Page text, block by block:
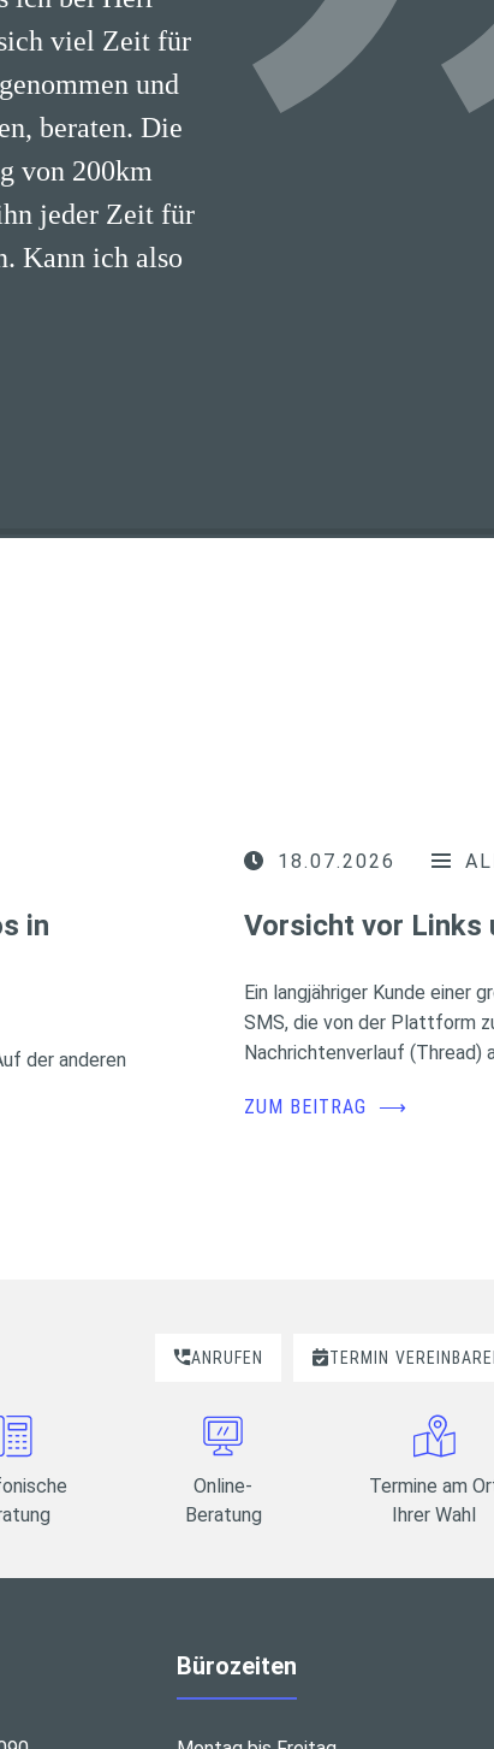
viel Zeit für
und
beraten. Die
von 200km
jeder Zeit für
Kann ich also
in
der anderen
18.07.2026
Vorsicht vor Links
Ein langjähriger Kunde einer
SMS, die von der Plattform
Nachrichtenverlauf (Thread)
ZUM BEITRAG ⟶
ANRUFEN TERMIN
Online-
Beratung
Termine am
Ihrer Wahl
Bürozeiten